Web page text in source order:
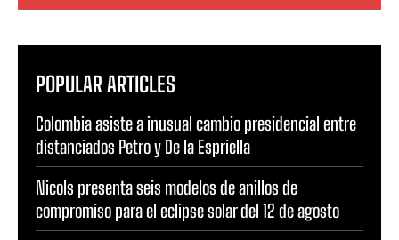
POPULAR ARTICLES
Colombia asiste a inusual cambio presidencial entre
distanciados Petro y De la Espriella
Nicols presenta seis modelos de anillos de
compromiso para el eclipse solar del 12 de agosto